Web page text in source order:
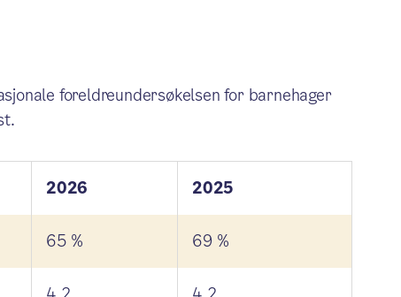
foreldreundersøkelsen for barnehager
2026 2025
65 % 69 %